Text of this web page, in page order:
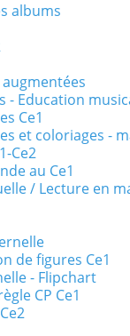
albums
- Education
Ce1
et coloriages -
Ce2
au Ce1
/ Lecture en
de figures Ce1
- Flipchart
CP Ce1